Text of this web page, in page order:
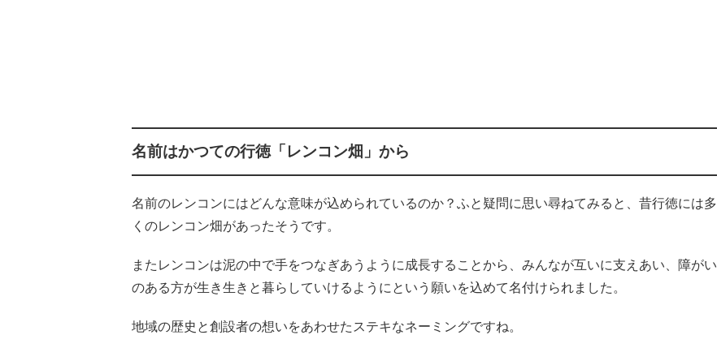
名前はかつての行徳「レンコン畑」から
名前のレンコンにはどんな意味が込められているのか？ふと疑問に思い尋ねてみると、昔行徳には多
くのレンコン畑があったそうです。
またレンコンは泥の中で手をつなぎあうように成長することから、みんなが互いに支えあい、障がい
のある方が生き生きと暮らしていけるようにという願いを込めて名付けられました。
地域の歴史と創設者の想いをあわせたステキなネーミングですね。